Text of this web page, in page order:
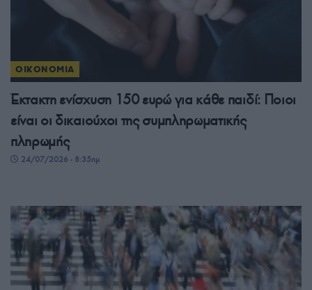
ΟΙΚΟΝΟΜΙΑ
Έκτακτη ενίσχυση 150 ευρώ για κάθε παιδί: Ποιοι
είναι οι δικαιούχοι της συμπληρωματικής
πληρωμής
24/07/2026 - 8:35πμ